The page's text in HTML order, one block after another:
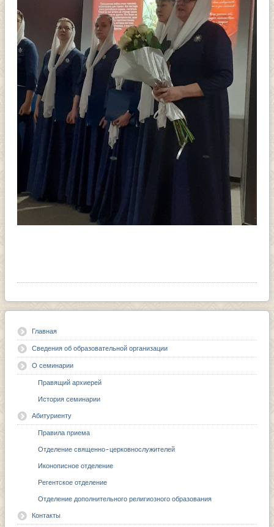
Главная
Сведения об образовательной организации
О семинарии
Правящий архиерей
История семинарии
Абитуриенту
Правила приема
Отделение священно-церковнослужителей
Иконописное отделение
Регентское отделение
Отделение дополнительного религиозного образования
Контакты